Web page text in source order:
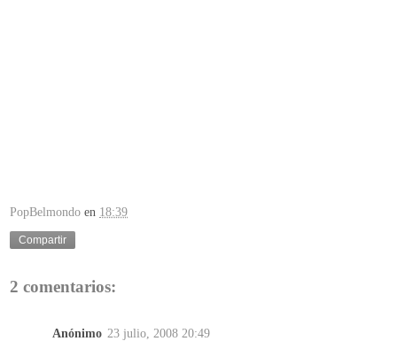
PopBelmondo en 18:39
Compartir
2 comentarios:
Anónimo 23 julio, 2008 20:49